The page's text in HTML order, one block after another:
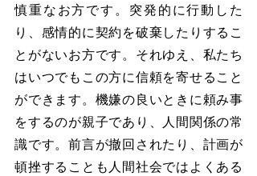
慎重なお方です。突発的に行動した
り、感情的に契約を破棄したりするこ
とがないお方です。それゆえ、私たち
はいつでもこの方に信頼を寄せること
ができます。機嫌の良いときに頼み事
をするのが親子であり、人間関係の常
識です。前言が撤回されたり、計画が
頓挫することも人間社会ではよくある